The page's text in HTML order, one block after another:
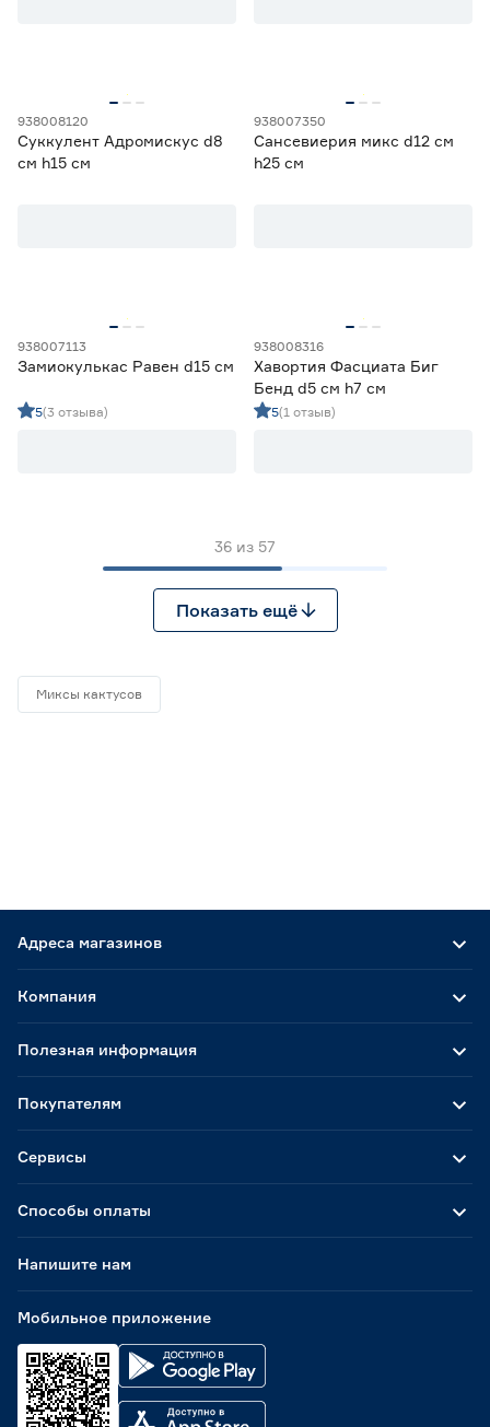
938008120
Суккулент Адромискус d8
см h15 см
938007350
Сансевиерия микс d12 см
h25 см
938007113
Замиокулькас Равен d15 см
5(3 отзыва)
938008316
Хавортия Фасциата Биг
Бенд d5 см h7 см
5(1 отзыв)
36 из 57
Показать ещё
Миксы кактусов
Адреса магазинов
Способы оплаты
Мобильное приложение
Компания
Полезная информация
Покупателям
Сервисы
Напишите нам